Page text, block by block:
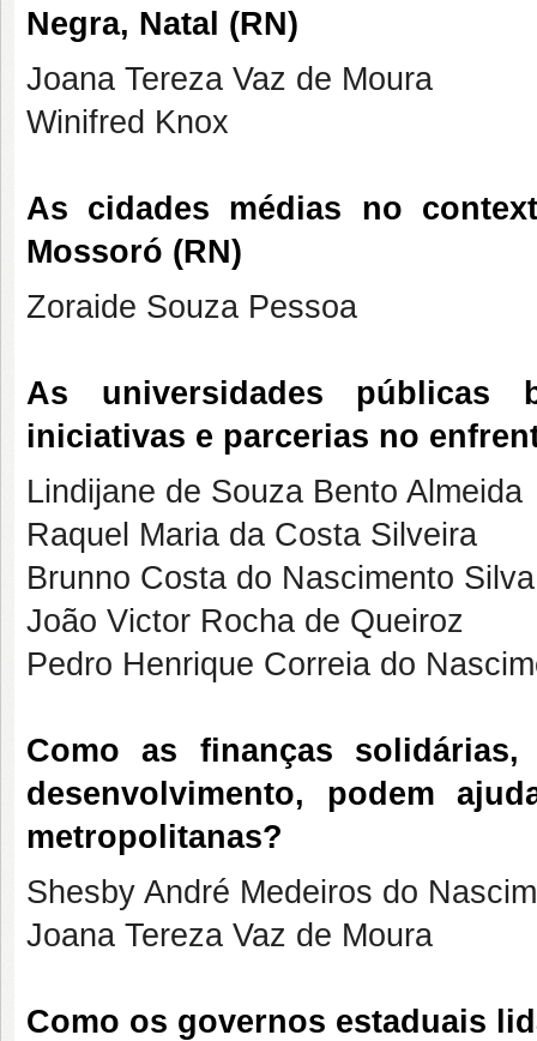
Negra, Natal (RN)
Joana Tereza Vaz de Moura
Winifred Knox
As cidades médias no
Mossoró (RN)
Zoraide Souza Pessoa
As universidades públicas
iniciativas e parcerias no
Lindijane de Souza Bento Almeida
Raquel Maria da Costa Silveira
Brunno Costa do Nascimento Silva
João Victor Rocha de Queiroz
Pedro Henrique Correia do
Como as finanças
desenvolvimento, podem
metropolitanas?
Shesby André Medeiros do
Joana Tereza Vaz de Moura
Como os governos estaduais